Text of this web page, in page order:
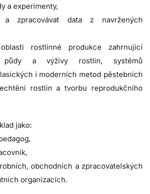
a experimenty,
a zpracovávat data z navržených
rostlinné produkce zahrnující
půdy a výživy rostlin, systémů
i moderních metod pěstebních
rostlin a tvorbu reprodukčního
jako:
obchodních a zpracovatelských
organizacích.